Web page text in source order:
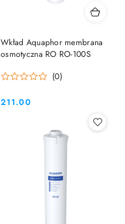
Wkład Aquaphor membrana
osmotyczna RO RO-100S
(0)
Cena:
211.00